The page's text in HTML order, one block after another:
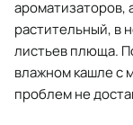
ароматизаторов,
растительный, в
листьев плюща.
влажном кашле с
проблем не